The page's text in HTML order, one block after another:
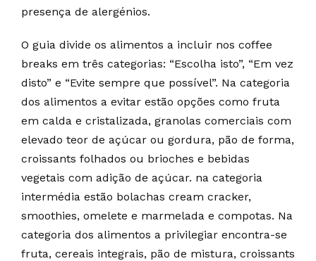
presença de alergénios.
O guia divide os alimentos a incluir nos coffee
breaks em três categorias: “Escolha isto”, “Em vez
disto” e “Evite sempre que possível”. Na categoria
dos alimentos a evitar estão opções como fruta
em calda e cristalizada, granolas comerciais com
elevado teor de açúcar ou gordura, pão de forma,
croissants folhados ou brioches e bebidas
vegetais com adição de açúcar. na categoria
intermédia estão bolachas cream cracker,
smoothies, omelete e marmelada e compotas. Na
categoria dos alimentos a privilegiar encontra-se
fruta, cereais integrais, pão de mistura, croissants